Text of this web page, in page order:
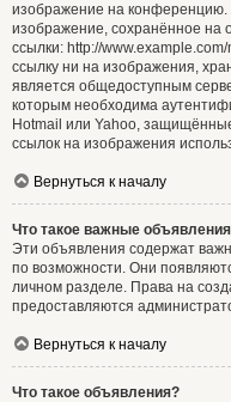
изображение на конференцию.
изображение, сохранённое на
ссылки: http://
ссылку ни на изображения,
является общедоступным
которым необходима
Hotmail или Yahoo,
ссылок на изображения
Вернуться к началу
Что такое важные
Эти объявления содержат
по возможности. Они
личном разделе. Права на
предоставляются
Вернуться к началу
Что такое объявления?